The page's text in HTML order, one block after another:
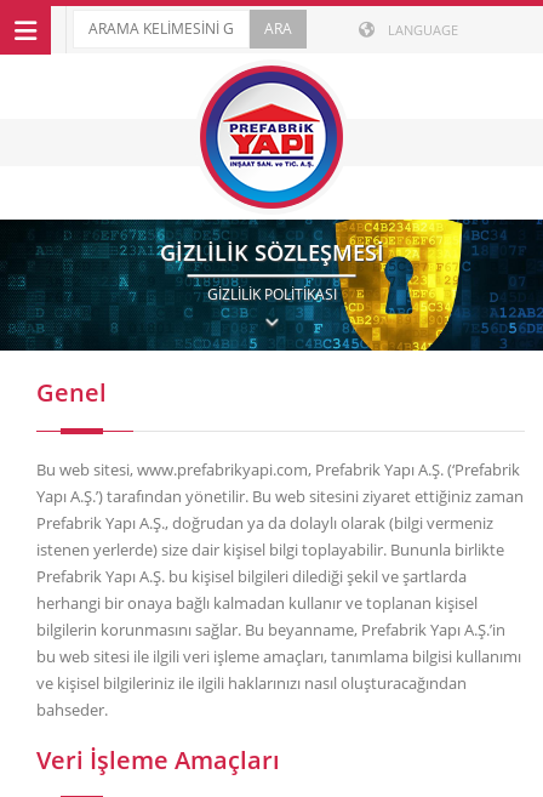
LANGUAGE
GIZLILIK SÖZLEŞMESI
GIZLILIK POLITIKASI
Genel
Bu web sitesi, www.prefabrikyapi.com, Prefabrik Yapı A.Ş. (‘Prefabrik
Yapı A.Ş.’) tarafından yönetilir. Bu web sitesini ziyaret ettiğiniz zaman
Prefabrik Yapı A.Ş., doğrudan ya da dolaylı olarak (bilgi vermeniz
istenen yerlerde) size dair kişisel bilgi toplayabilir. Bununla birlikte
Prefabrik Yapı A.Ş. bu kişisel bilgileri dilediği şekil ve şartlarda
herhangi bir onaya bağlı kalmadan kullanır ve toplanan kişisel
bilgilerin korunmasını sağlar. Bu beyanname, Prefabrik Yapı A.Ş.’in
bu web sitesi ile ilgili veri işleme amaçları, tanımlama bilgisi kullanımı
ve kişisel bilgileriniz ile ilgili haklarınızı nasıl oluşturacağından
bahseder.
Veri İşleme Amaçları